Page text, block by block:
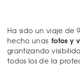
Ha sido un viaje de
hecho unas fotos y
grantizando
todos los de la